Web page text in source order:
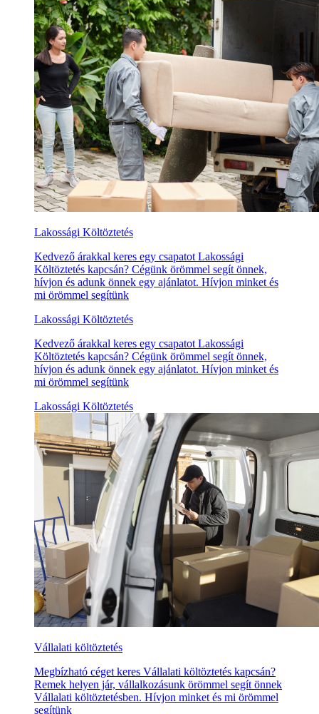
Lakossági Költöztetés
Kedvező árakkal keres egy csapatot Lakossági
Költöztetés kapcsán? Cégünk örömmel segít önnek,
hívjon és adunk önnek egy ajánlatot. Hívjon minket és
mi örömmel segítünk
Lakossági Költöztetés
Kedvező árakkal keres egy csapatot Lakossági
Költöztetés kapcsán? Cégünk örömmel segít önnek,
hívjon és adunk önnek egy ajánlatot. Hívjon minket és
mi örömmel segítünk
Lakossági Költöztetés
Vállalati költöztetés
Megbízható céget keres Vállalati költöztetés kapcsán?
Remek helyen jár, vállalkozásunk örömmel segít önnek
Vállalati költöztetésben. Hívjon minket és mi örömmel
segítünk